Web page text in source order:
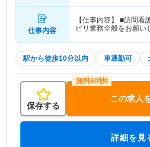
仕事内容
【仕事内容】 ■訪問
ビリ業務全般をお願
駅から徒歩10分以内 車通勤可
保存する
この求人
詳細を見